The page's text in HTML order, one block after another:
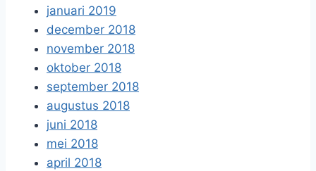
januari 2019
december 2018
november 2018
oktober 2018
september 2018
augustus 2018
juni 2018
mei 2018
april 2018